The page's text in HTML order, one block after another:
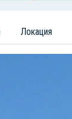
Локация